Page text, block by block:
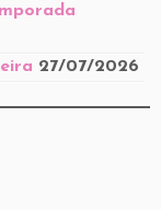
27/07/2026